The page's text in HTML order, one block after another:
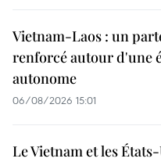
Vietnam-Laos : un
renforcé autour d'une
autonome
06/08/2026 15:01
Le Vietnam et les